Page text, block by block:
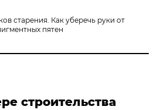
старения. Как уберечь руки от
пятен
строительства